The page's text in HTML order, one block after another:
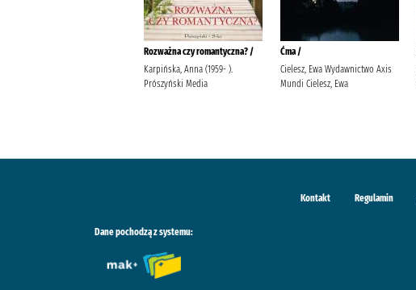
Rozważna czy romantyczna? /
Karpińska, Anna (1959- ).
Prószyński Media
Ćma /
Cielesz, Ewa Wydawnictwo Axis
Mundi Cielesz, Ewa
Kontakt Regulamin
Dane pochodzą z systemu: